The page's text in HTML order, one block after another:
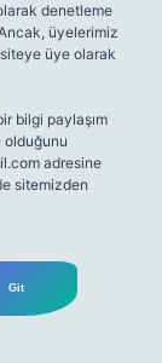
denetleme
üyelerimiz
üye olarak
bilgi paylaşım
olduğunu
adresine
sitemizden